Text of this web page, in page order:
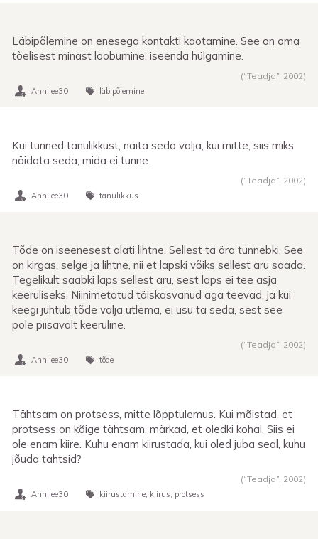
Läbipõlemine on enesega kontakti kaotamine. See on oma
tõelisest minast loobumine, iseenda hülgamine.
(“Teadja”, 2002)
Annilee30 läbipõlemine
Kui tunned tänulikkust, näita seda välja, kui mitte, siis miks
näidata seda, mida ei tunne.
(“Teadja”, 2002)
Annilee30 tänulikkus
Tõde on iseenesest alati lihtne. Sellest ta ära tunnebki. See
on kirgas, selge ja lihtne, nii et lapski võiks sellest aru saada.
Tegelikult saabki laps sellest aru, sest laps ei tee asja
keeruliseks. Niinimetatud täiskasvanud aga teevad, ja kui
keegi juhtub tõde välja ütlema, ei usu ta seda, sest see
pole piisavalt keeruline.
(“Teadja”, 2002)
Annilee30 tõde
Tähtsam on protsess, mitte lõpptulemus. Kui mõistad, et
protsess on kõige tähtsam, märkad, et oledki kohal. Siis ei
ole enam kiire. Kuhu enam kiirustada, kui oled juba seal, kuhu
jõuda tahtsid?
(“Teadja”, 2002)
Annilee30 kiirustamine kiirus protsess